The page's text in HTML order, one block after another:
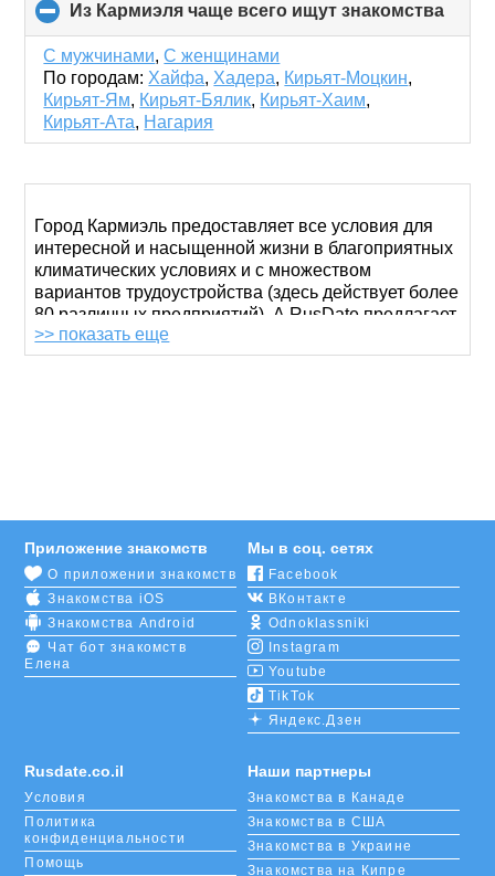
Из Кармиэля чаще всего ищут знакомства
to
С мужчинами,С женщинами
По городам: Хайфа, Хадера, Кирьят-Моцкин,
Кирьят-Ям, Кирьят-Бялик, Кирьят-Хаим,
Кирьят-Ата, Нагария
Город Кармиэль предоставляет все условия для
интересной и насыщенной жизни в благоприятных
климатических условиях и с множеством
вариантов трудоустройства (здесь действует более
80 различных предприятий). А RusDate предлагает
кучу возможностей для создания семьи, дружеских
отношений или просто счастливой пары.
и увлечениям.
Вы тоже можете воспользоваться выборкой и
найти своего идеального друга или партнера.
Понравились несколько кандидатов? Поставьте им
лайки или напишите пару приятных слов.
Переписка завяжется так быстро, что вы и не
заметите, как уже пойдете на свидание. Или
можете ограничиться виртуальными отношениями.
>> показать еще
Rusdate.co.il
Условия
Политика
конфиденциальности
Помощь
Приложение знакомств
О приложении знакомств
Знакомства iOS
Знакомства Android
Чат бот знакомств
Елена
Мы в соц. сетях
Facebook
ВКонтакте
Odnoklassniki
Instagram
Youtube
TikTok
Яндекс.Дзен
Наши партнеры
Знакомства в Канаде
Знакомства в США
Знакомства в Украине
Знакомства на Кипре